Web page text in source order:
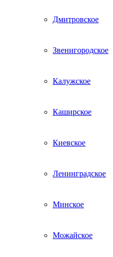
Дмитровское
Звенигородское
Калужское
Каширское
Киевское
Ленинградское
Минское
Можайское